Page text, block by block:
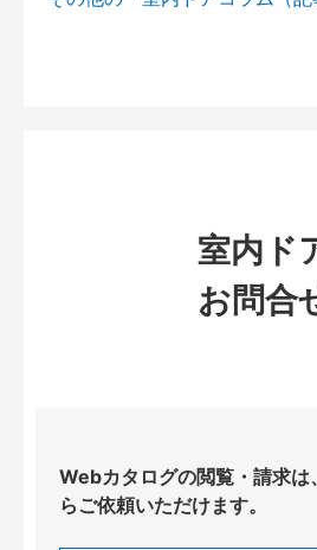
室内ド
お問合
Webカタログの閲覧・請求は
らご依頼いただけます。